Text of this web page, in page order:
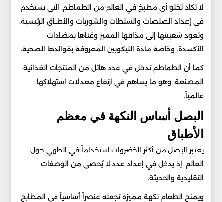
لا تكاد تخلو أي مطبخ في العالم من الطماطم. التي تستخدم
في إعداد الصلصات والسلطات والشوربات والأطباق الرئيسية.
وتعود شعبيتها إلى مذاقها المميز وغناها بمضادات
الأكسدة. وخاصة مادة الليكوبين المعروفة بفوائدها الصحية.
كما أن الطماطم تدخل في عدد هائل من المنتجات الغذائية
المصنعة. وهو ما يساهم في ارتفاع معدلات استهلاكها
عالمياً.
البصل أساس النكهة في معظم
الأطباق
يعتبر البصل من أكثر الخضروات استخداماً في الطهي حول
العالم. إذ يدخل في إعداد عدد لا يُحصى من الوصفات
التقليدية والحديثة.
ويمنح الطعام نكهة مميزة تجعله عنصراً أساسياً في المطابخ